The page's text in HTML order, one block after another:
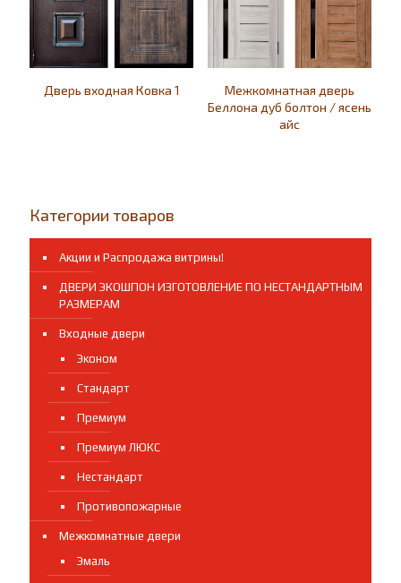
Дверь входная Ковка 1
Межкомнатная дверь
Беллона дуб болтон / ясень
айс
Категории товаров
Акции и Распродажа витрины!
ДВЕРИ ЭКОШПОН ИЗГОТОВЛЕНИЕ ПО НЕСТАНДАРТНЫМ
РАЗМЕРАМ
Входные двери
Эконом
Стандарт
Премиум
Премиум ЛЮКС
Нестандарт
Противопожарные
Межкомнатные двери
Эмаль